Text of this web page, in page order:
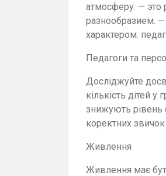
атмосферу. — это
разнообразием.
характером.
Педагоги та
Досліджуйте
кількість дітей
знижують рівень
коректних
Живлення
Живлення має